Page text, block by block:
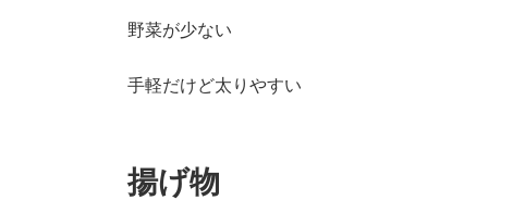
野菜が少ない
手軽だけど太りやすい
揚げ物